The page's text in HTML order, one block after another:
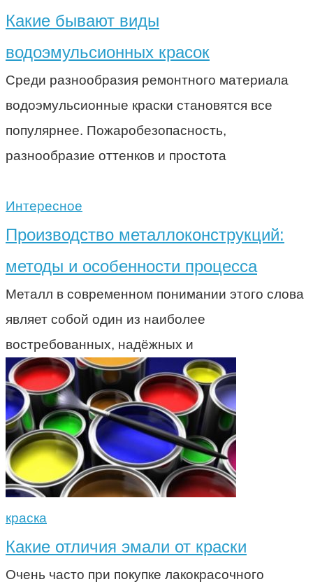
Какие бывают виды
водоэмульсионных красок
Среди разнообразия ремонтного материала
водоэмульсионные краски становятся все
популярнее. Пожаробезопасность,
разнообразие оттенков и простота
Интересное
Производство металлоконструкций:
методы и особенности процесса
Металл в современном понимании этого слова
являет собой один из наиболее
востребованных, надёжных и
краска
Какие отличия эмали от краски
Очень часто при покупке лакокрасочного